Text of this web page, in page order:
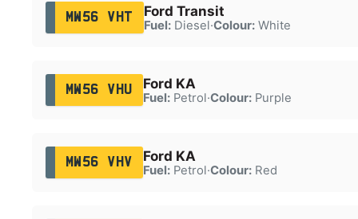
MW56 VHT Ford Transit
Fuel:Diesel·Colour:White
MW56 VHU Ford KA
Fuel:Petrol·Colour:Purple
MW56 VHV Ford KA
Fuel:Petrol·Colour:Red